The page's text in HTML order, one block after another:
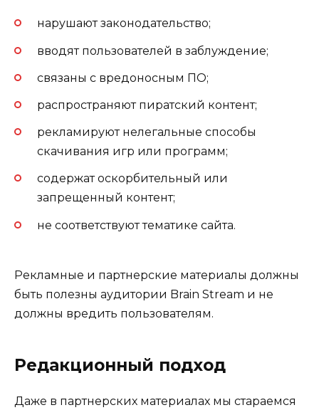
нарушают законодательство;
вводят пользователей в заблуждение;
связаны с вредоносным ПО;
распространяют пиратский контент;
рекламируют нелегальные способы
скачивания игр или программ;
содержат оскорбительный или
запрещенный контент;
не соответствуют тематике сайта.
Рекламные и партнерские материалы должны
быть полезны аудитории Brain Stream и не
должны вредить пользователям.
Редакционный подход
Даже в партнерских материалах мы стараемся